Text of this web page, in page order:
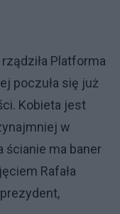
Platforma
poczuła się już
Kobieta jest
w
ścianie ma baner
Rafała